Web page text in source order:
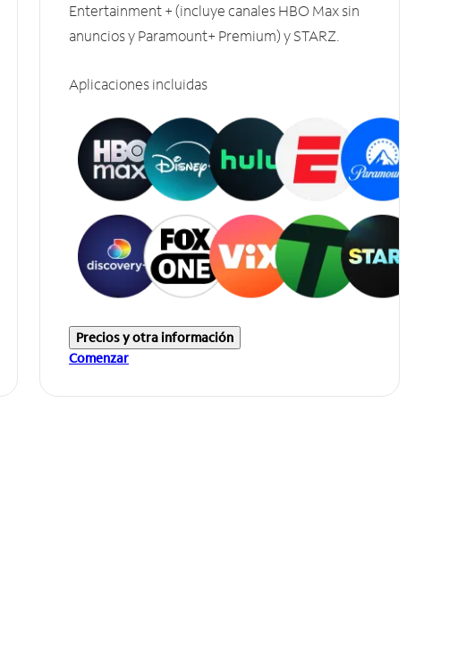
Entertainment + (incluye canales HBO Max sin
anuncios y Paramount+ Premium) y STARZ.
Aplicaciones incluidas
Precios y otra información
Comenzar